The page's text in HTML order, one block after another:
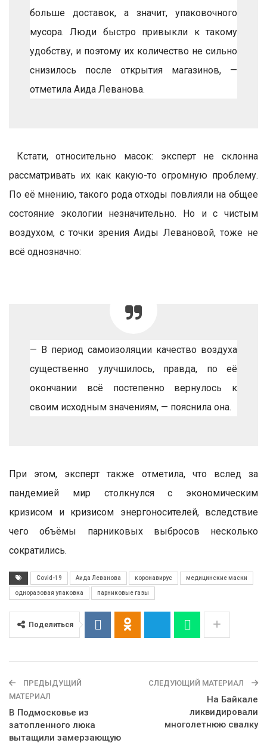
больше доставок, а значит, упаковочного
мусора. Люди быстро привыкли к такому
удобству, и поэтому их количество не сильно
снизилось после открытия магазинов, —
отметила Аида Леванова.
Кстати, относительно масок: эксперт не склонна
рассматривать их как какую-то огромную проблему.
По её мнению, такого рода отходы повлияли на общее
состояние экологии незначительно. Но и с чистым
воздухом, с точки зрения Аиды Левановой, тоже не
всё однозначно:
— В период самоизоляции качество воздуха
существенно улучшилось, правда, по её
окончании всё постепенно вернулось к
своим исходным значениям, — пояснила она.
При этом, эксперт также отметила, что вслед за
пандемией мир столкнулся с экономическим
кризисом и кризисом энергоносителей, вследствие
чего объёмы парниковых выбросов несколько
сократились.
Covid-19 Аида Леванова коронавирус медицинские маски
одноразовая упаковка парниковые газы
Поделиться
ПРЕДЫДУЩИЙ
МАТЕРИАЛ
В Подмосковье из
затопленного люка
вытащили замерзающую
СЛЕДУЮЩИЙ МАТЕРИАЛ
На Байкале
ликвидировали
многолетнюю свалку